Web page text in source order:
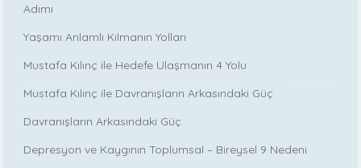
Adımı
Yaşamı Anlamlı Kılmanın Yolları
Mustafa Kılınç ile Hedefe Ulaşmanın 4 Yolu
Mustafa Kılınç ile Davranışların Arkasındaki Güç
Davranışların Arkasındaki Güç
Depresyon ve Kaygının Toplumsal – Bireysel 9 Nedeni